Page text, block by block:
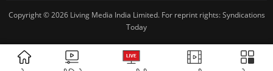
ADVERTISEMENT
Copyright © 2026 Living Media India Limited. For reprint rights:Syndications
Today